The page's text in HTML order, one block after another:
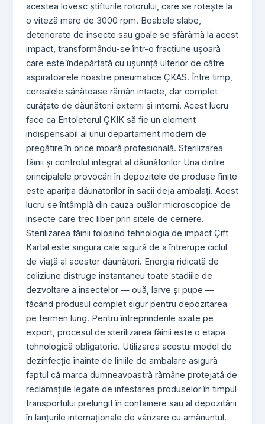
acestea lovesc știfturile rotorului, care se rotește la
o viteză mare de 3000 rpm. Boabele slabe,
deteriorate de insecte sau goale se sfărâmă la acest
impact, transformându-se într-o fracțiune ușoară
care este îndepărtată cu ușurință ulterior de către
aspiratoarele noastre pneumatice ÇKAS. Între timp,
cerealele sănătoase rămân intacte, dar complet
curățate de dăunătorii externi și interni. Acest lucru
face ca Entoleterul ÇKIK să fie un element
indispensabil al unui departament modern de
pregătire în orice moară profesională. Sterilizarea
făinii și controlul integrat al dăunătorilor Una dintre
principalele provocări în depozitele de produse finite
este apariția dăunătorilor în sacii deja ambalați. Acest
lucru se întâmplă din cauza ouălor microscopice de
insecte care trec liber prin sitele de cernere.
Sterilizarea făinii folosind tehnologia de impact Çift
Kartal este singura cale sigură de a întrerupe ciclul
de viață al acestor dăunători. Energia ridicată de
coliziune distruge instantaneu toate stadiile de
dezvoltare a insectelor — ouă, larve și pupe —
făcând produsul complet sigur pentru depozitarea
pe termen lung. Pentru întreprinderile axate pe
export, procesul de sterilizarea făinii este o etapă
tehnologică obligatorie. Utilizarea acestui model de
dezinfecție înainte de liniile de ambalare asigură
faptul că marca dumneavoastră rămâne protejată de
reclamațiile legate de infestarea produselor în timpul
transportului prelungit în containere sau al depozitării
în lanțurile internaționale de vânzare cu amănuntul.